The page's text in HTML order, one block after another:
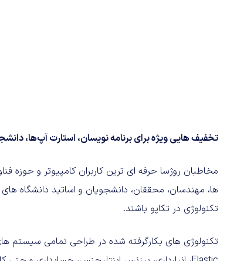
تخفیف‌ هایی ویژه برای برنامه‌ نویسان، استارت‌ آپ‌ها،
مخاطبان روژسا حرفه‌ ای ترین کاربران کامپیوتر و حوزه
ها، مهندسان، محققان، دانشجویان و اساتید دانشگاه‌
تکنولوژی در تکاپو باشند.
تکنولوژی‌ های بکارگرفته شده در طراحی تمامی سیستم‌